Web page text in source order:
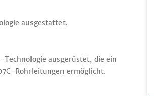
ausgestattet.
ausgerüstet, die ein
Rohrleitungen ermöglicht.